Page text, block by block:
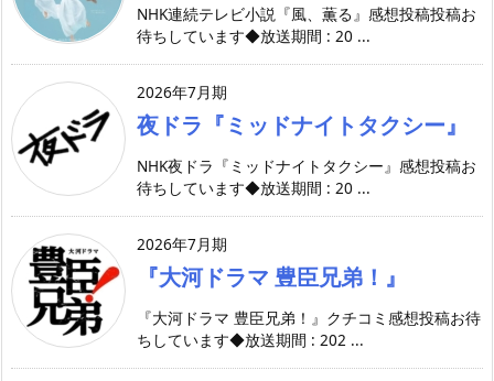
NHK連続テレビ小説『風、薫る』感想投稿投稿お
待ちしています◆放送期間 : 20 ...
2026年7月期
夜ドラ『ミッドナイトタクシー』
NHK夜ドラ『ミッドナイトタクシー』感想投稿お
待ちしています◆放送期間 : 20 ...
2026年7月期
『大河ドラマ 豊臣兄弟！』
『大河ドラマ 豊臣兄弟！』クチコミ感想投稿お待
ちしています◆放送期間 : 202 ...